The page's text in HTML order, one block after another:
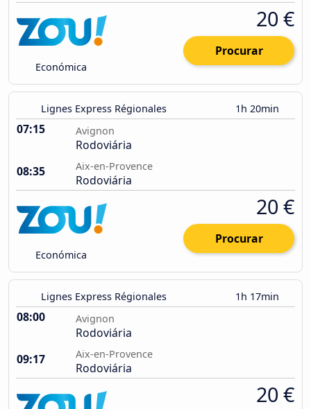
Económica
20 €
Procurar
Lignes Express Régionales 1h 20min
07:15 Avignon
Rodoviária
08:35
Aix-en-Provence
Rodoviária
Económica
20 €
Procurar
Lignes Express Régionales 1h 17min
08:00 Avignon
Rodoviária
09:17
Aix-en-Provence
Rodoviária
20 €